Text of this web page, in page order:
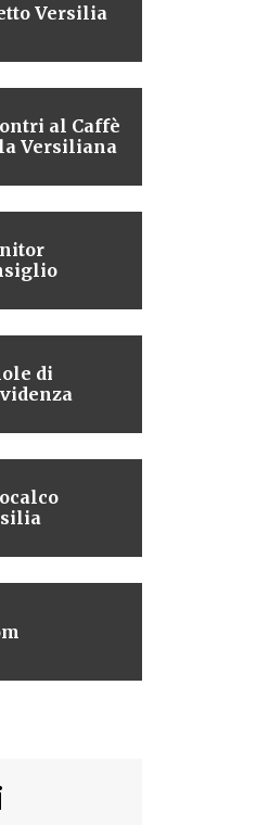
Versilia
al Caffè
Versiliana
di